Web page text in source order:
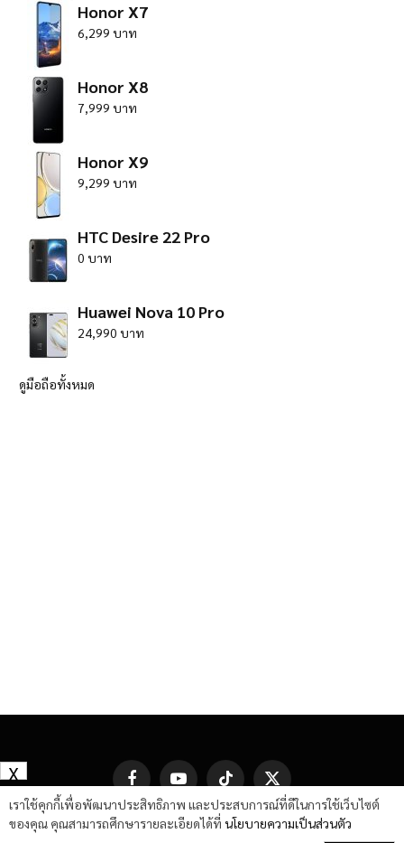
Honor X7
6,299 บาท
Honor X8
7,999 บาท
Honor X9
9,299 บาท
HTC Desire 22 Pro
0 บาท
Huawei Nova 10 Pro
24,990 บาท
ดูมือถือทั้งหมด
FacebookYouTube TikTok
X
(Twitter)
เราใช้คุกกี้เพื่อพัฒนาประสิทธิภาพ และประสบการณ์ที่ดีในการใช้เว็บไซต์
ของคุณ คุณสามารถศึกษารายละเอียดได้ที่ นโยบายความเป็นส่วนตัว
X